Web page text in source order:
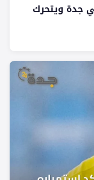
جدة ويتحرك